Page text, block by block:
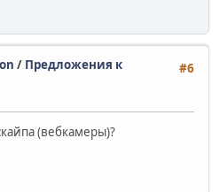
#6
/ Предложения к
(вебкамеры)?